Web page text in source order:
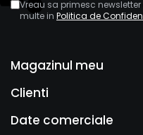
Vreau sa primesc
multe in Politica de
Magazinul meu
Clienti
Date comerciale